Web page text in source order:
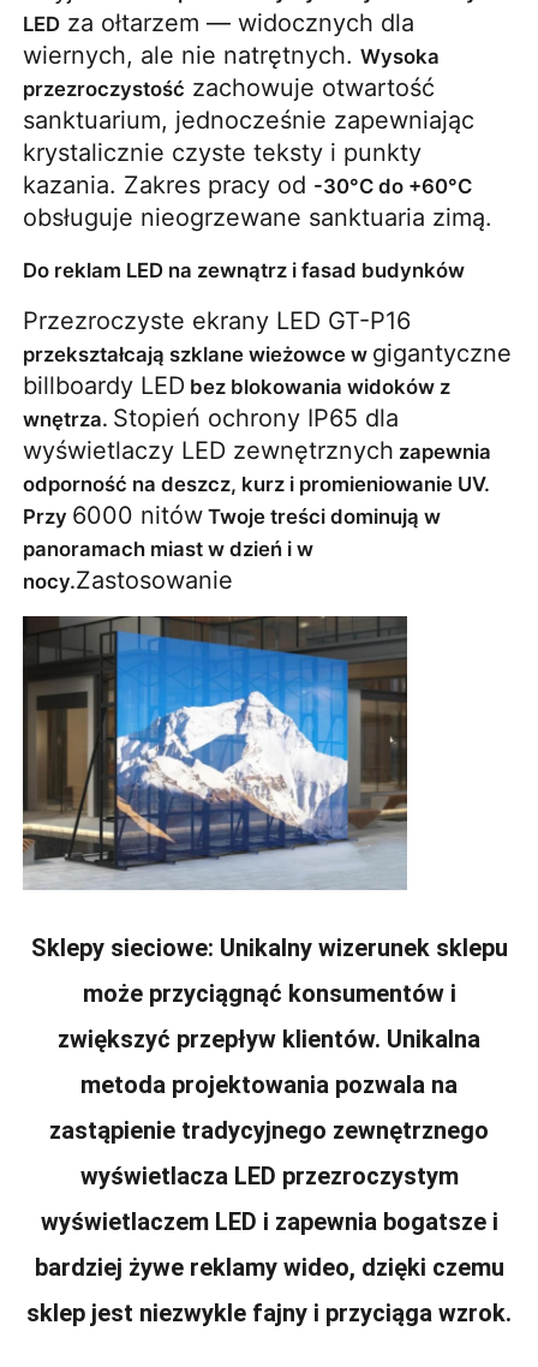
LED za ołtarzem — widocznych dla
wiernych, ale nie natrętnych. Wysoka
przezroczystość zachowuje otwartość
sanktuarium, jednocześnie zapewniając
krystalicznie czyste teksty i punkty
kazania. Zakres pracy od -30°C do +60°C
obsługuje nieogrzewane sanktuaria zimą.
Do reklam LED na zewnątrz i fasad budynków
przekształcają szklane wieżowce w gigantyczne
billboardy LED bez blokowania widoków z
wnętrza. Stopień ochrony IP65 dla
wyświetlaczy LED zewnętrznych zapewnia
odporność na deszcz, kurz i promieniowanie UV.
Przy 6000 nitów Twoje treści dominują w
panoramach miast w dzień i w
nocy.Zastosowanie
Sklepy sieciowe: Unikalny wizerunek sklepu
może przyciągnąć konsumentów i
zwiększyć przepływ klientów. Unikalna
metoda projektowania pozwala na
zastąpienie tradycyjnego zewnętrznego
wyświetlacza LED przezroczystym
wyświetlaczem LED i zapewnia bogatsze i
bardziej żywe reklamy wideo, dzięki czemu
sklep jest niezwykle fajny i przyciąga wzrok.